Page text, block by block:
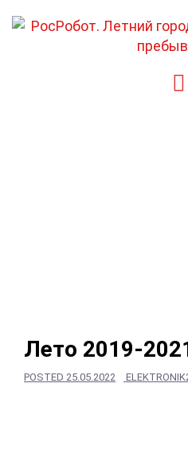
Лето 2019-
POSTED 25.05.2022